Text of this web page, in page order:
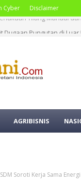
Cyber Disclaimer
Dugaan Pungutan di
AGRIBISNIS
Soroti Kerja Sama